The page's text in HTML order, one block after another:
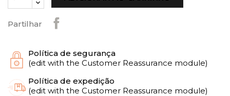
Partilhar
Política de segurança
(edit with the Customer Reassurance module)
Política de expedição
(edit with the Customer Reassurance module)